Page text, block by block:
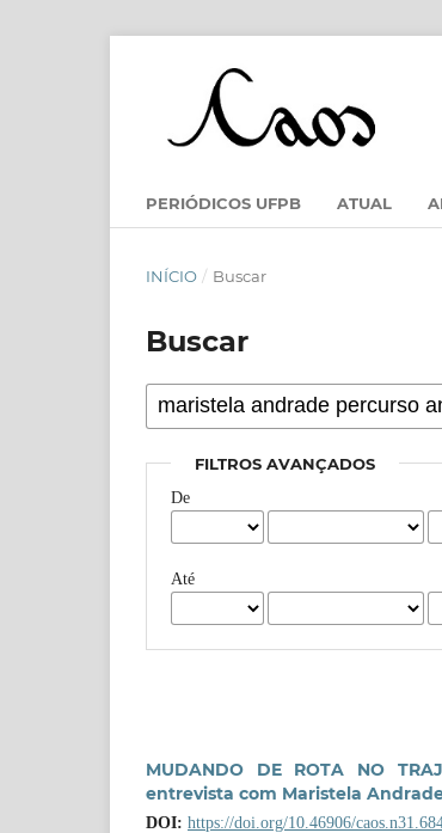
PERIÓDICOS UFPB ATUAL
INÍCIO / Buscar
Buscar
FILTROS AVANÇADOS
De
Até
MUDANDO DE ROTA NO
entrevista com Maristela
DOI: https://doi.org/10.46906/